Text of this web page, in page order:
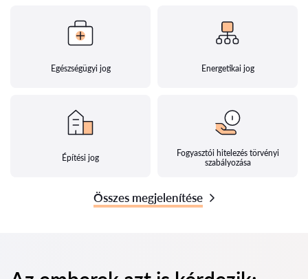
Egészségügyi jog Energetikai jog
Építési jog
Fogyasztói hitelezés törvényi
szabályozása
Összes megjelenítése